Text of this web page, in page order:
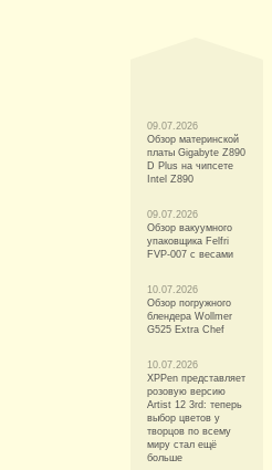
09.07.2026
Обзор материнской
платы Gigabyte Z890
D Plus на чипсете
Intel Z890
09.07.2026
Обзор вакуумного
упаковщика Felfri
FVP-007 с весами
10.07.2026
Обзор погружного
блендера Wollmer
G525 Extra Chef
10.07.2026
XPPen представляет
розовую версию
Artist 12 3rd: теперь
выбор цветов у
творцов по всему
миру стал ещё
больше